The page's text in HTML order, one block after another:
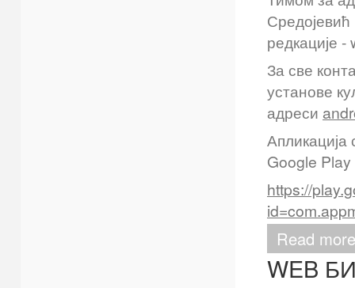
редкације -
За све
установе
адреси
Google Play
https://
Read
WEB